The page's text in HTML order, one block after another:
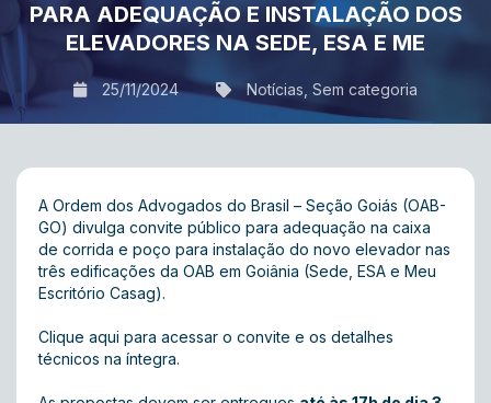
PARA ADEQUAÇÃO E INSTALAÇÃO DOS
ELEVADORES NA SEDE, ESA E ME
25/11/2024 Notícias Sem categoria
A Ordem dos Advogados do Brasil – Seção Goiás (OAB-
GO) divulga convite público para adequação na caixa
de corrida e poço para instalação do novo elevador nas
três edificações da OAB em Goiânia (Sede, ESA e Meu
Escritório Casag).
Clique aqui para acessar o convite e os detalhes
técnicos na íntegra.